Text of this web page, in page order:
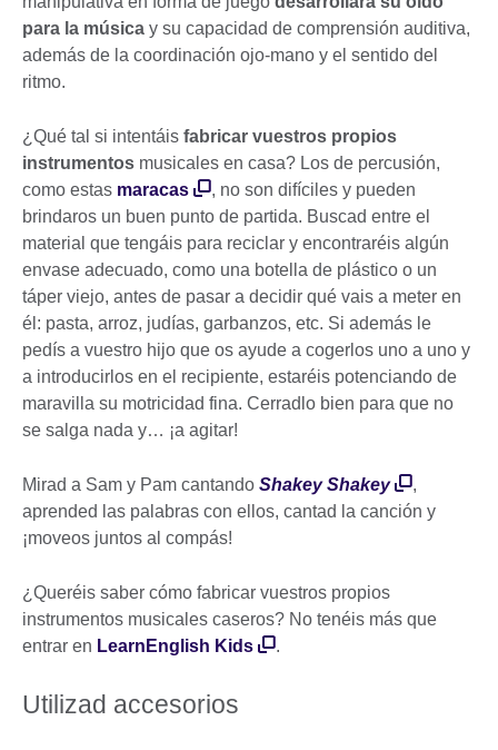
para la música y su capacidad de comprensión auditiva,
además de la coordinación ojo-mano y el sentido del
ritmo.
¿Qué tal si intentáis fabricar vuestros propios
instrumentos musicales en casa? Los de percusión,
como estas maracas
, no son difíciles y pueden
brindaros un buen punto de partida. Buscad entre el
material que tengáis para reciclar y encontraréis algún
envase adecuado, como una botella de plástico o un
táper viejo, antes de pasar a decidir qué vais a meter en
él: pasta, arroz, judías, garbanzos, etc. Si además le
pedís a vuestro hijo que os ayude a cogerlos uno a uno y
a introducirlos en el recipiente, estaréis potenciando de
maravilla su motricidad fina. Cerradlo bien para que no
se salga nada y… ¡a agitar!
Mirad a Sam y Pam cantando Shakey Shakey
,
aprended las palabras con ellos, cantad la canción y
¡moveos juntos al compás!
¿Queréis saber cómo fabricar vuestros propios
instrumentos musicales caseros? No tenéis más que
entrar en LearnEnglish Kids .
Utilizad accesorios